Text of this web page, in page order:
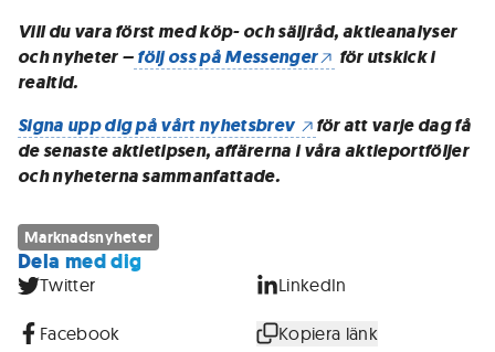
Vill du vara först med köp- och säljråd, aktieanalyser
och nyheter –följ oss på Messenger
för utskick i
realtid.
Signa upp dig på vårt nyhetsbrev
för att varje dag få
de senaste aktietipsen, affärerna i våra aktieportföljer
och nyheterna sammanfattade.
Marknadsnyheter
Dela med dig
Twitter LinkedIn
Facebook Kopiera länk